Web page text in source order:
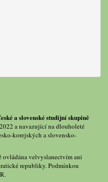
a slovenské studijní skupině
a navazující na dlouholeté
korejských a slovensko-
ovládána velvyslanectvím ani
republiky. Podmínkou